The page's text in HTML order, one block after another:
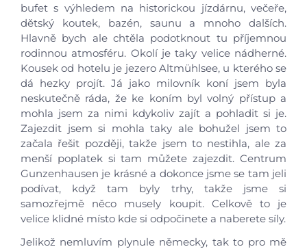
bufet s výhledem na historickou jízdárnu, večeře,
dětský koutek, bazén, saunu a mnoho dalších.
Hlavně bych ale chtěla podotknout tu příjemnou
rodinnou atmosféru. Okolí je taky velice nádherné.
Kousek od hotelu je jezero Altmühlsee, u kterého se
dá hezky projít. Já jako milovník koní jsem byla
neskutečně ráda, že ke koním byl volný přístup a
mohla jsem za nimi kdykoliv zajít a pohladit si je.
Zajezdit jsem si mohla taky ale bohužel jsem to
začala řešit později, takže jsem to nestihla, ale za
menší poplatek si tam můžete zajezdit. Centrum
Gunzenhausen je krásné a dokonce jsme se tam jeli
podívat, když tam byly trhy, takže jsme si
samozřejmě něco musely koupit. Celkově to je
velice klidné místo kde si odpočinete a naberete síly.
Jelikož nemluvím plynule německy, tak to pro mě